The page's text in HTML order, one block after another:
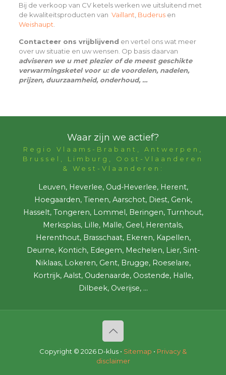
Bij de verkoop van CV ketels werken we uitsluitend met
de kwaliteitsproducten van Vaillant Buderusen
Weishaupt
Contacteer ons vrijblijvend en vertel ons wat meer
over uw situatie en uw wensen. Op basis daarvan
adviseren we u met plezier of de meest geschikte
verwarmingsketel voor u: de voordelen, nadelen,
prijzen, duurzaamheid, onderhoud, …
Waar zijn we actief?
Regio Vlaams-Brabant, Antwerpen,
Brussel, Limburg, Oost-Vlaanderen
& West-Vlaanderen:
Leuven, Heverlee, Oud-Heverlee, Herent,
Hoegaarden, Tienen, Aarschot, Diest, Genk,
Hasselt, Tongeren, Lommel, Beringen, Turnhout,
Merksplas, Lille, Malle, Geel, Herentals,
Herenthout, Brasschaat, Ekeren, Kapellen,
Deurne, Kontich, Edegem, Mechelen, Lier, Sint-
Niklaas, Lokeren, Gent, Brugge, Roeselare,
Kortrijk, Aalst, Oudenaarde, Oostende, Halle,
Dilbeek, Overijse, ...
Copyright © 2026 D-klus • Sitemap • Privacy &
disclaimer